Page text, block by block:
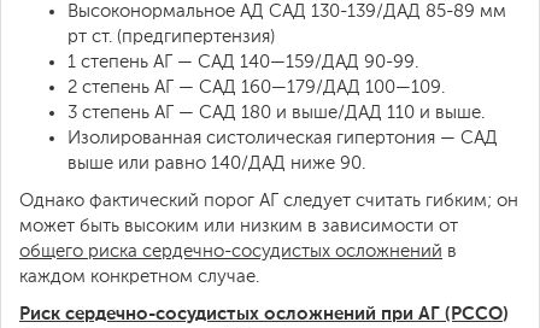
Высоконормальное АД САД 130-139/ДАД 85-89 мм
рт ст. (предгипертензия)
1 степень АГ — САД 140—159/ДАД 90-99.
2 степень АГ — САД 160—179/ДАД 100—109.
3 степень АГ — САД 180 и выше/ДАД 110 и выше.
Изолированная систолическая гипертония — САД
выше или равно 140/ДАД ниже 90.
Однако фактический порог АГ следует считать гибким; он
может быть высоким или низким в зависимости от
общего риска сердечно-сосудистых осложнений в
каждом конкретном случае.
Риск сердечно-сосудистых осложнений при АГ (РССО)